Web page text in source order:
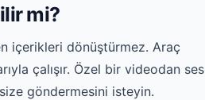
mi?
içerikleri dönüştürmez. Araç
çalışır. Özel bir videodan ses
göndermesini isteyin.